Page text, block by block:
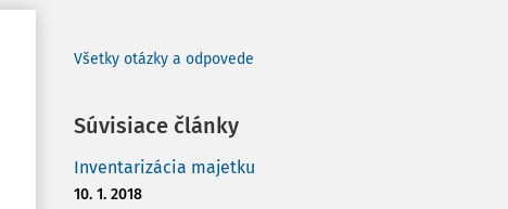
Všetky otázky a odpovede
Súvisiace články
Inventarizácia majetku
10. 1. 2018